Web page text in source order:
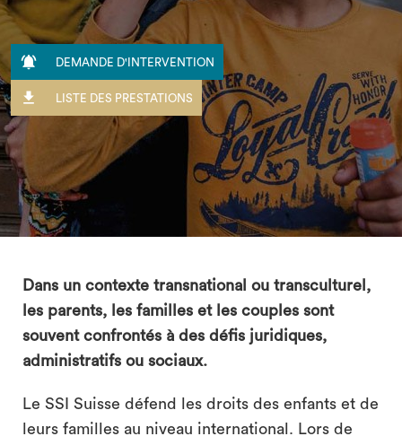
 DEMANDE D'INTERVENTION
 LISTE DES PRESTATIONS
Dans un contexte transnational ou transculturel,
les parents, les familles et les couples sont
souvent confrontés à des défis juridiques,
administratifs ou sociaux.
Le SSI Suisse défend les droits des enfants et de
leurs familles au niveau international. Lors de